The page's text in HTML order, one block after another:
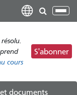
cours
S'abonner
documents